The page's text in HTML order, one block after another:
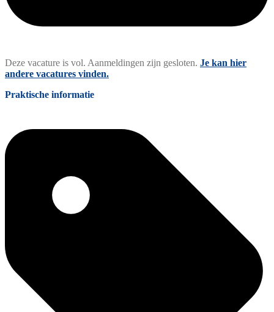
Deze vacature is vol. Aanmeldingen zijn gesloten. Je kan hier
andere vacatures vinden.
Praktische informatie